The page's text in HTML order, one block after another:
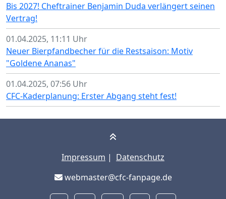
Bis 2027! Cheftrainer Benjamin Duda verlängert seinen
Vertrag!
01.04.2025, 11:11 Uhr
Neuer Bierpfandbecher für die Restsaison: Motiv
"Goldene Ananas"
01.04.2025, 07:56 Uhr
CFC-Kaderplanung: Erster Abgang steht fest!
Impressum | Datenschutz
webmaster@cfc-fanpage.de